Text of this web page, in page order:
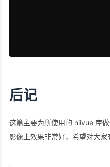
后记
这篇主要为所使用的 niivue 库
影像上效果非常好，希望对大家